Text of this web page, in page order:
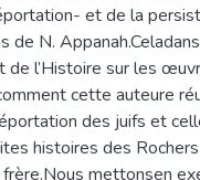
et de la
de N.
de l’Histoire sur les
cette auteure
des juifs et
histoires des
mettonsen